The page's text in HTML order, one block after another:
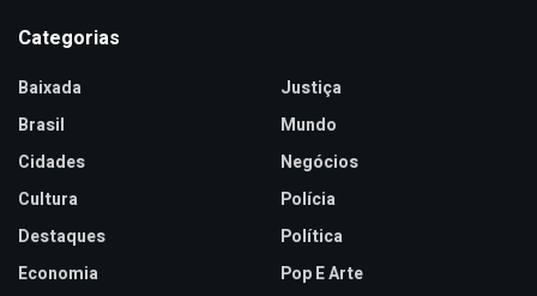
Categorias
Baixada
Brasil
Cidades
Cultura
Destaques
Economia
Justiça
Mundo
Negócios
Polícia
Política
Pop E Arte